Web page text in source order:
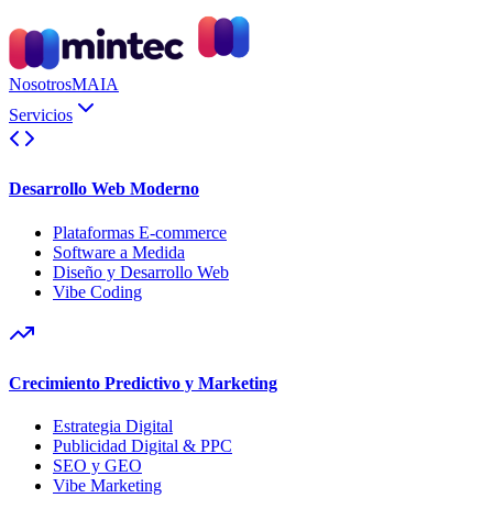
NosotrosMAIA
Servicios
Desarrollo Web Moderno
Plataformas E-commerce
Software a Medida
Diseño y Desarrollo Web
Vibe Coding
Crecimiento Predictivo y Marketing
Estrategia Digital
Publicidad Digital & PPC
SEO y GEO
Vibe Marketing